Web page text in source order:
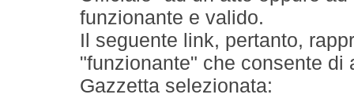
funzionante e valido.
Il seguente link, pertanto,
"funzionante" che consente
Gazzetta selezionata: